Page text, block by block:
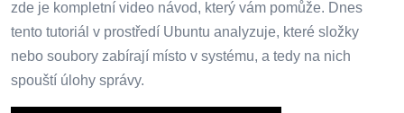
zde je kompletní video návod, který vám pomůže. Dnes
tento tutoriál v prostředí Ubuntu analyzuje, které složky
nebo soubory zabírají místo v systému, a tedy na nich
spouští úlohy správy.